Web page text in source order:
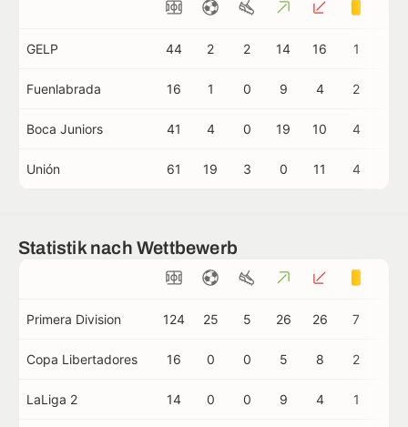
GELP 44 2 2 14 16 1
Fuenlabrada 16 1 0 9 4 2
Boca Juniors 41 4 0 19 10 4
Unión 61 19 3 0 11 4
Statistik nach Wettbewerb
Primera Division 124 25 5 26 26 7
Copa Libertadores 16 0 0 5 8 2
LaLiga 2 14 0 0 9 4 1